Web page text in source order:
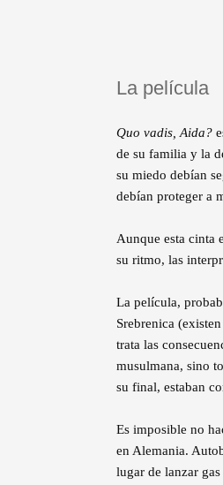
La película
Quo vadis, Aida?
de su familia y la
su miedo debían
debían proteger a
Aunque esta cinta
su ritmo, las
La película,
Srebrenica
trata las
musulmana, sino
su final, estaban
Es imposible no
en Alemania.
lugar de lanzar